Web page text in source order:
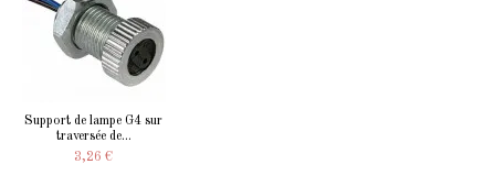
Support de lampe G4 sur
traversée de...
3,26 €